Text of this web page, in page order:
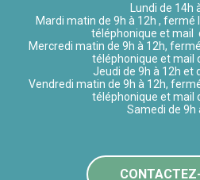
Lundi de 14h
Mardi matin de 9h à 12h , fermé
téléphonique et mail
Mercredi matin de 9h à 12h,
téléphonique et mail
Jeudi de 9h à 12h et
Vendredi matin de 9h à 12h,
téléphonique et mail
Samedi de 9h